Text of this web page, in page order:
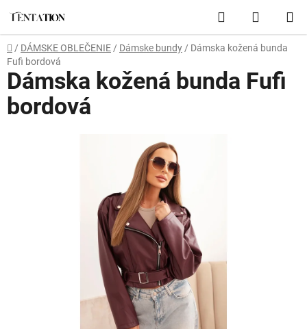
obsah
Hľadať
KOŠÍK
Domov
/ DÁMSKE OBLEČENIE / Dámske bundy / Dámska kožená bunda
Fufi bordová
Dámska kožená bunda Fufi
bordová